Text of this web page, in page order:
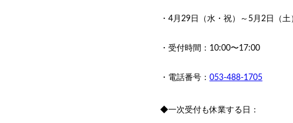
・4月29日（水・祝）～5月2日（土
・受付時間：10:00〜17:00
・電話番号： 053-488-1705
◆一次受付も休業する日：